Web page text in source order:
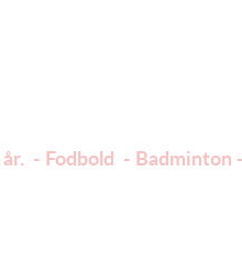
- Fodbold - Badminton